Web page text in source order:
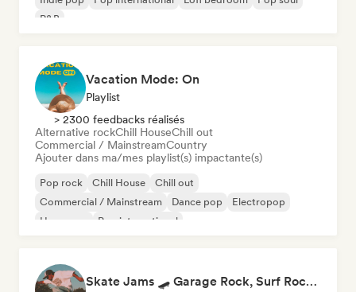
R&B
Vacation Mode: On
Playlist
> 2300 feedbacks réalisés
Alternative rockChill HouseChill out
Commercial / MainstreamCountry
Ajouter dans ma/mes playlist(s) impactante(s)
Pop rock Chill House
Chill out
Commercial / Mainstream
Dance pop
Electropop
Hyperpop
Pop international
Skate Jams 🛹 Garage Rock, Surf Rock & Neo-Psych